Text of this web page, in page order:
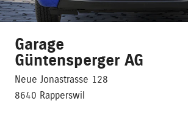
Garage
Güntensperger AG
Neue Jonastrasse 128
8640 Rapperswil